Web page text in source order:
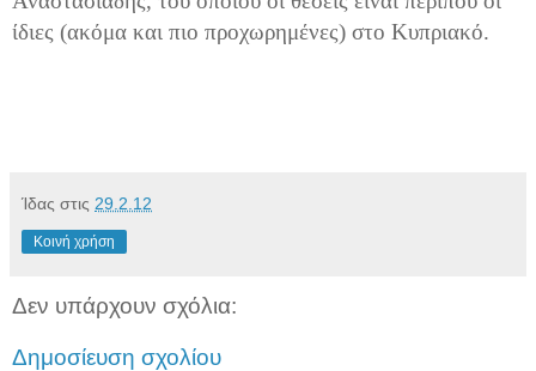
ίδιες (ακόμα και πιο προχωρημένες) στο Κυπριακό.
Ίδας στις 29.2.12
Κοινή χρήση
Δεν υπάρχουν σχόλια:
Δημοσίευση σχολίου